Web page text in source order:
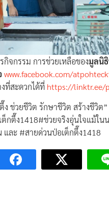
จกรรม การช่วยเหลือของมูลนิ
www.facebook.com/
ที่สะดวกได้ที่ https://linktr.ee/
ง ช่วยชีวิต รักษาชีวิต สร้างชีวิต
กตึ๊ง1418#ช่วยจริงอุ่นใจแม้ใน
ละ #สายด่วนป่อเต็กตึ๊ง1418